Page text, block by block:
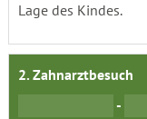
Lage des Kindes.
2. Zahnarztbesuch
-